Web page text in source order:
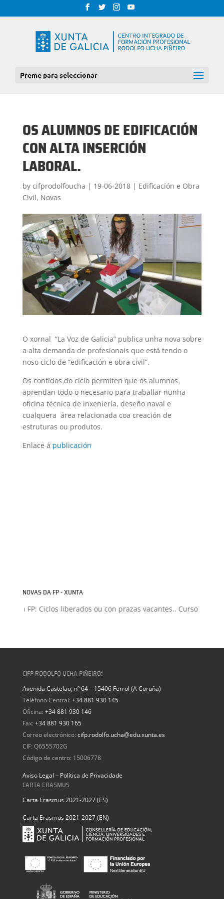
Preme para seleccionar
OS ALUMNOS DE EDIFICACIÓN
CON ALTA INSERCIÓN
LABORAL.
by cifprodolfoucha | 19-06-2018| Edificación e Obra
Civil, Novas
O xornal “La Voz de Galicia” publica unha nova sobre
a alta demanda de profesionais que está tendo o
noso ciclo de “edificación e obra civil”.
Os contidos do ciclo permiten que os alumnos
aprendan todo o necesario para traballar nunha
oficina técnica de inxeniería, deseño naval e
cualquera área relacionada coa creación de
estruturas ou produtos.
Enlace á publicación
NOVAS DA FP - XUNTA
FP: Ciclos liberados ou con prazas vacantes.. Curso 2026-
CIFP RODOLFO UCHA PIÑEIRO:
Avenida Castelao, nº 64 – 15406 Ferrol (A Coruña)
Teléfono Central: +34 881 930 145
Oficina: +34 881 930 146
Fax: +34 881 930 165
Correo electrónico: cifp.rodolfo.ucha@edu.xunta.es
CIF: Q6555702G
Código de centro: 15006778
Aviso Legal – Política de Privacidade
CARTA ERASMUS
Carta Erasmus 2021-2027 (ES)
Carta Erasmus 2021-2027 (EN)